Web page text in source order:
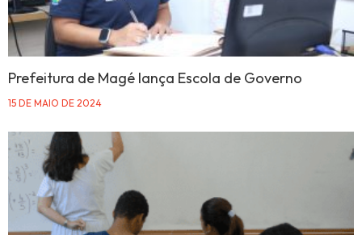
Prefeitura de Magé lança Escola de Governo
15 DE MAIO DE 2024